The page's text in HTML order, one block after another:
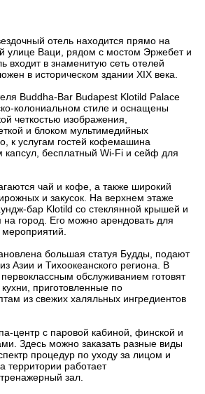
отель находится прямо на
улице Ваци, рядом с мостом Эржебет и
входит в знаменитую сеть отелей
в историческом здании XIX века.
Buddha-Bar Budapest Klotild Palace
колониальном стиле и оснащены
четкостью изображения,
и блоком мультимедийных
к услугам гостей кофемашина
капсул, бесплатный Wi-Fi и сейф для
чай и кофе, а также широкий
и закусок. На верхнем этаже
бар Klotild со стеклянной крышей и
город. Его можно арендовать для
большая статуя Будды, подают
Азии и Тихоокеанского региона. В
обслуживанием готовят
приготовленные по
из свежих халяльных ингредиентов
центр с паровой кабиной, финской и
Здесь можно заказать разные виды
процедур по уходу за лицом и
территории работает
зал.